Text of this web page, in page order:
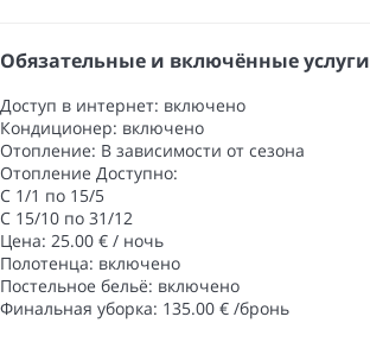
Обязательные и включённые услуги
Доступ в интернет: включено
Кондиционер: включено
Отопление: В зависимости от сезона
Отопление Доступно:
С 1/1 по 15/5
С 15/10 по 31/12
Цена: 25.00 € / ночь
Полотенца: включено
Постельное бельё: включено
Финальная уборка: 135.00 € /бронь